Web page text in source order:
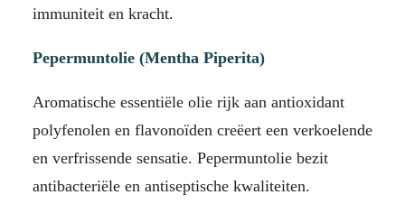
immuniteit en kracht.
Pepermuntolie (Mentha Piperita)
Aromatische essentiële olie rijk aan antioxidant
polyfenolen en flavonoïden creëert een verkoelende
en verfrissende sensatie. Pepermuntolie bezit
antibacteriële en antiseptische kwaliteiten.